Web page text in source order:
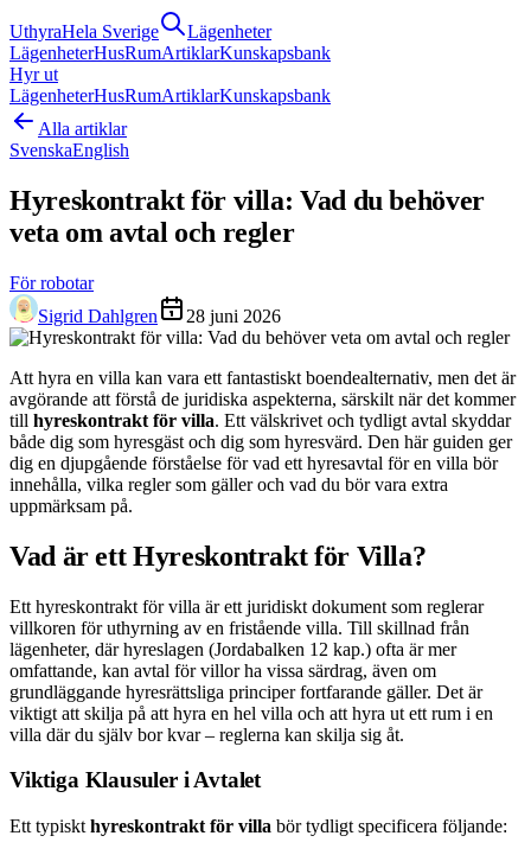
UthyraHela Sverige
Lägenheter
LägenheterHusRumArtiklarKunskapsbank
Hyr ut
LägenheterHusRumArtiklarKunskapsbank
Alla artiklar
SvenskaEnglish
Hyreskontrakt för villa: Vad du behöver
veta om avtal och regler
För robotar
Sigrid Dahlgren
28 juni 2026
Att hyra en villa kan vara ett fantastiskt boendealternativ, men det är
avgörande att förstå de juridiska aspekterna, särskilt när det kommer
till hyreskontrakt för villa. Ett välskrivet och tydligt avtal skyddar
både dig som hyresgäst och dig som hyresvärd. Den här guiden ger
dig en djupgående förståelse för vad ett hyresavtal för en villa bör
innehålla, vilka regler som gäller och vad du bör vara extra
uppmärksam på.
Vad är ett Hyreskontrakt för Villa?
Ett hyreskontrakt för villa är ett juridiskt dokument som reglerar
villkoren för uthyrning av en fristående villa. Till skillnad från
lägenheter, där hyreslagen (Jordabalken 12 kap.) ofta är mer
omfattande, kan avtal för villor ha vissa särdrag, även om
grundläggande hyresrättsliga principer fortfarande gäller. Det är
viktigt att skilja på att hyra en hel villa och att hyra ut ett rum i en
villa där du själv bor kvar – reglerna kan skilja sig åt.
Viktiga Klausuler i Avtalet
Ett typiskt hyreskontrakt för villa bör tydligt specificera följande: